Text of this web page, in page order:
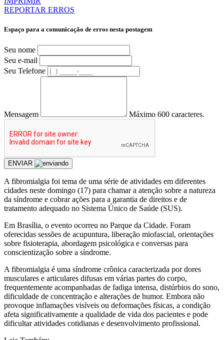
REPORTAR ERROS
Espaço para a comunicação de erros nesta postagem
Seu nome
Seu e-mail
Seu Telefone
Mensagem Máximo 600 caracteres.
ENVIAR
A fibromialgia foi tema de uma série de atividades em diferentes
cidades neste domingo (17) para chamar a atenção sobre a natureza
da síndrome e cobrar ações para a garantia de direitos e de
tratamento adequado no Sistema Único de Saúde (SUS).
Em Brasília, o evento ocorreu no Parque da Cidade. Foram
oferecidas sessões de acupuntura, liberação miofascial, orientações
sobre fisioterapia, abordagem psicológica e conversas para
conscientização sobre a síndrome.
A fibromialgia é uma síndrome crônica caracterizada por dores
musculares e articulares difusas em várias partes do corpo,
frequentemente acompanhadas de fadiga intensa, distúrbios do sono,
dificuldade de concentração e alterações de humor. Embora não
provoque inflamações visíveis ou deformações físicas, a condição
afeta significativamente a qualidade de vida dos pacientes e pode
dificultar atividades cotidianas e desenvolvimento profissional.